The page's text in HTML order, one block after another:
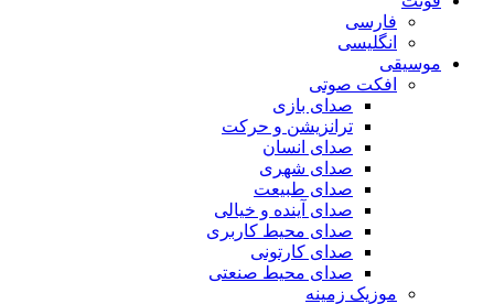
فارسی
انگلیسی
موسیقی
افکت صوتی
صدای بازی
ترانزیشن و حرکت
صدای انسان
صدای شهری
صدای طبیعت
صدای آینده و خیالی
صدای محیط کاربری
صدای کارتونی
صدای محیط صنعتی
موزیک زمینه